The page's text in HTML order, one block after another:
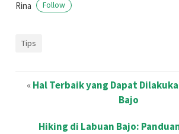
Rina Follow
Tips
«Hal Terbaik yang Dapat
Bajo
Hiking di Labuan Bajo: